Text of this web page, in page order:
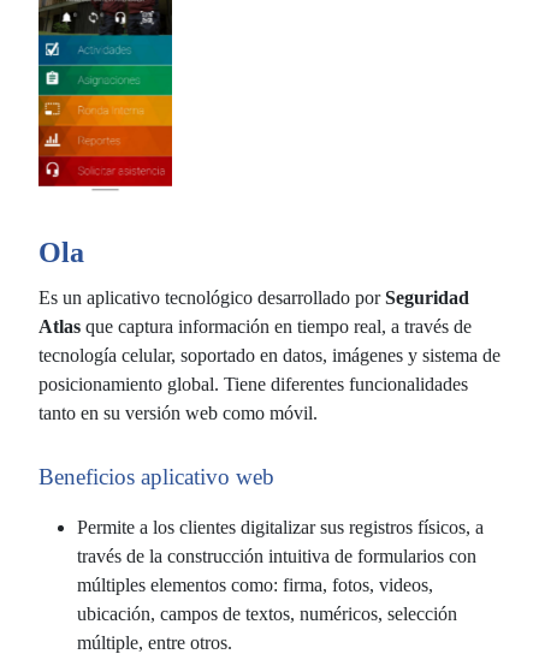
Ola
Es un aplicativo tecnológico desarrollado porSeguridad
Atlas que captura información en tiempo real, a través de
tecnología celular, soportado en datos, imágenes y sistema de
posicionamiento global. Tiene diferentes funcionalidades
tanto en su versión web como móvil.
Beneficios aplicativo web
Permite a los clientes digitalizar sus registros físicos, a
través de la construcción intuitiva de formularios con
múltiples elementos como: firma, fotos, videos,
ubicación, campos de textos, numéricos, selección
múltiple, entre otros.